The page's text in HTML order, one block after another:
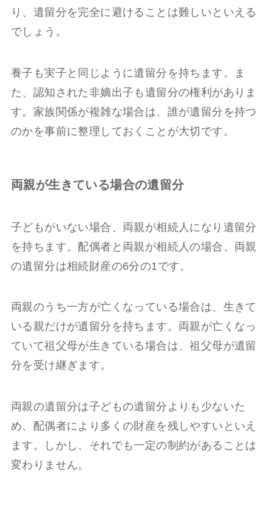
り、遺留分を完全に避けることは難しいといえる
でしょう。
養子も実子と同じように遺留分を持ちます。ま
た、認知された非嫡出子も遺留分の権利がありま
す。家族関係が複雑な場合は、誰が遺留分を持つ
のかを事前に整理しておくことが大切です。
両親が生きている場合の遺留分
子どもがいない場合、両親が相続人になり遺留分
を持ちます。配偶者と両親が相続人の場合、両親
の遺留分は相続財産の6分の1です。
両親のうち一方が亡くなっている場合は、生きて
いる親だけが遺留分を持ちます。両親が亡くなっ
ていて祖父母が生きている場合は、祖父母が遺留
分を受け継ぎます。
両親の遺留分は子どもの遺留分よりも少ないた
め、配偶者により多くの財産を残しやすいといえ
ます。しかし、それでも一定の制約があることは
変わりません。